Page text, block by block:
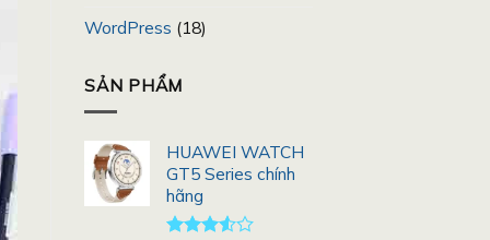
WordPress (18)
SẢN PHẨM
HUAWEI WATCH
GT5 Series chính
hãng